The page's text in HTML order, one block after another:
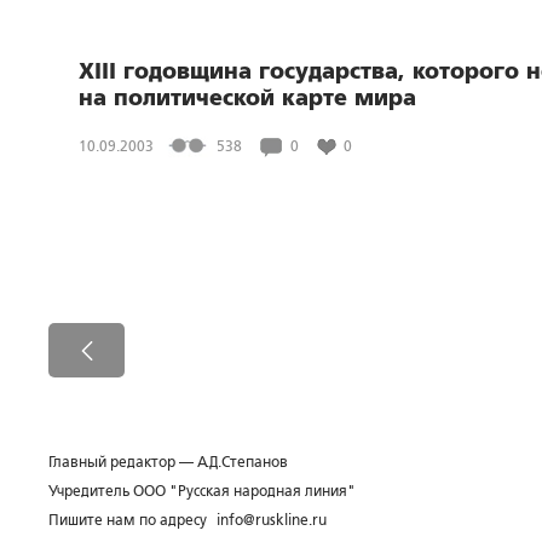
XIII годовщина государства, которого
на политической карте мира
10.09.2003 538 0 0
Главный редактор — А.Д.Степанов
Учредитель ООО "Русская народная линия"
Пишите нам по адресу
info@ruskline.ru